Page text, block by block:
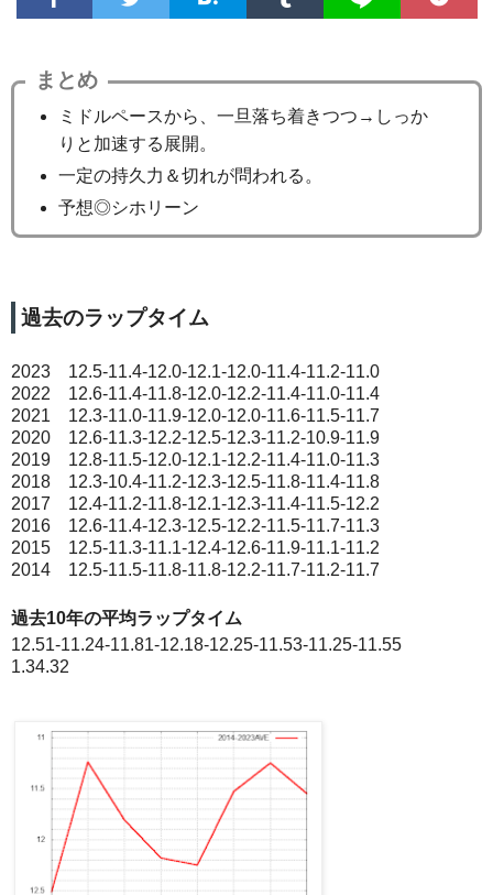
まとめ
ミドルペースから、一旦落ち着きつつ→しっか
りと加速する展開。
一定の持久力＆切れが問われる。
予想◎シホリーン
過去のラップタイム
2023 12.5-11.4-12.0-12.1-12.0-11.4-11.2-11.0
2022 12.6-11.4-11.8-12.0-12.2-11.4-11.0-11.4
2021 12.3-11.0-11.9-12.0-12.0-11.6-11.5-11.7
2020 12.6-11.3-12.2-12.5-12.3-11.2-10.9-11.9
2019 12.8-11.5-12.0-12.1-12.2-11.4-11.0-11.3
2018 12.3-10.4-11.2-12.3-12.5-11.8-11.4-11.8
2017 12.4-11.2-11.8-12.1-12.3-11.4-11.5-12.2
2016 12.6-11.4-12.3-12.5-12.2-11.5-11.7-11.3
2015 12.5-11.3-11.1-12.4-12.6-11.9-11.1-11.2
2014 12.5-11.5-11.8-11.8-12.2-11.7-11.2-11.7
過去10年の平均ラップタイム
12.51-11.24-11.81-12.18-12.25-11.53-11.25-11.55
1.34.32